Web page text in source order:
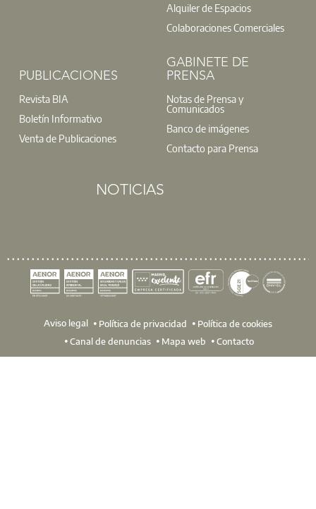
Alquiler de Espacios
Colaboraciones Comerciales
PUBLICACIONES
Revista BIA
Boletín Informativo
Venta de Publicaciones
GABINETE DE
PRENSA
Notas de Prensa y
Comunicados
Banco de imágenes
Contacto para Prensa
NOTICIAS
Aviso legal Política de privacidad
Política de cookies
Canal de denuncias
Mapa web Contacto